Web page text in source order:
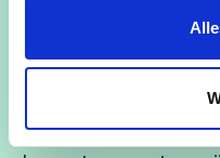
elkaar graag
enthousiasme, open